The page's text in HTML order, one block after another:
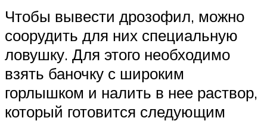
Чтобы вывести дрозофил, можно
соорудить для них специальную
ловушку. Для этого необходимо
взять баночку с широким
горлышком и налить в нее раствор,
который готовится следующим